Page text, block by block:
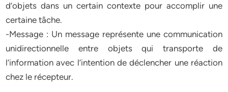
d’objets dans un certain contexte pour accomplir une
certaine tâche.
-Message : Un message représente une communication
unidirectionnelle entre objets qui transporte de
l’information avec l’intention de déclencher une réaction
chez le récepteur.